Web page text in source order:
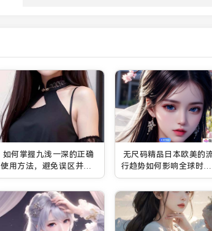
如何掌握九浅一深的正确
使用方法，避免误区并提
高效率？
无尺码精品日本欧美的
行趋势如何影响全球时尚
行业？